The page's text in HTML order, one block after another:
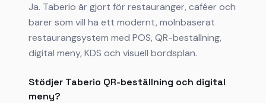
Ja. Taberio är gjort för restauranger, caféer och
barer som vill ha ett modernt, molnbaserat
restaurangsystem med POS, QR-beställning,
digital meny, KDS och visuell bordsplan.
Stödjer Taberio QR-beställning och digital
meny?